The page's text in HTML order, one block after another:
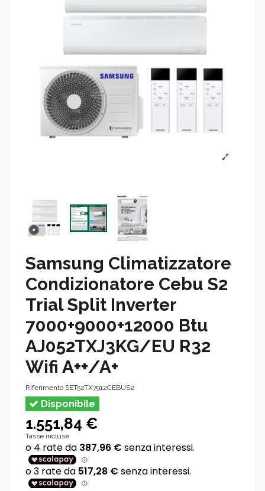
Samsung Climatizzatore
Condizionatore Cebu S2
Trial Split Inverter
7000+9000+12000 Btu
AJ052TXJ3KG/EU R32
Wifi A++/A+
Riferimento SET52TX7912CEBUS2
Disponibile
1.551,84 €
Tasse incluse